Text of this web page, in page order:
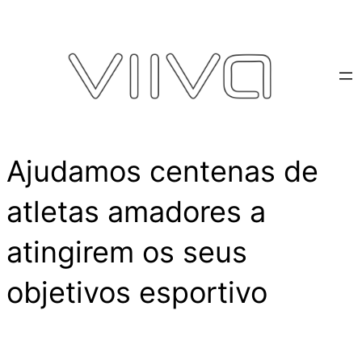
Ajudamos centenas de
atletas amadores a
atingirem os seus
objetivos esportivo